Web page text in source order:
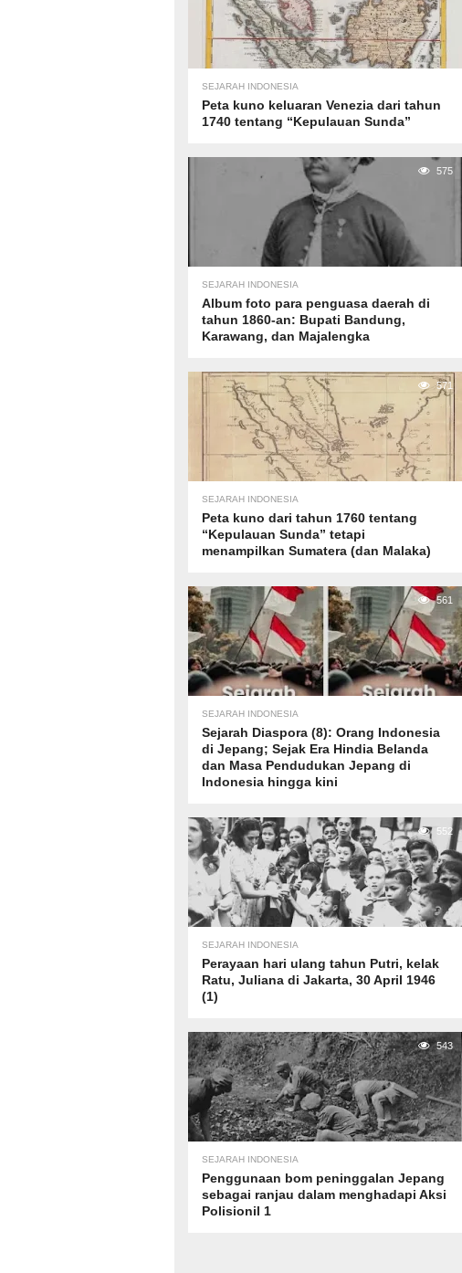
SEJARAH INDONESIA
Peta kuno keluaran Venezia dari tahun
1740 tentang “Kepulauan Sunda”
575
SEJARAH INDONESIA
Album foto para penguasa daerah di
tahun 1860-an: Bupati Bandung,
Karawang, dan Majalengka
571
SEJARAH INDONESIA
Peta kuno dari tahun 1760 tentang
“Kepulauan Sunda” tetapi
menampilkan Sumatera (dan Malaka)
561
SEJARAH INDONESIA
Sejarah Diaspora (8): Orang Indonesia
di Jepang; Sejak Era Hindia Belanda
dan Masa Pendudukan Jepang di
Indonesia hingga kini
552
SEJARAH INDONESIA
Perayaan hari ulang tahun Putri, kelak
Ratu, Juliana di Jakarta, 30 April 1946
(1)
543
SEJARAH INDONESIA
Penggunaan bom peninggalan Jepang
sebagai ranjau dalam menghadapi Aksi
Polisionil 1